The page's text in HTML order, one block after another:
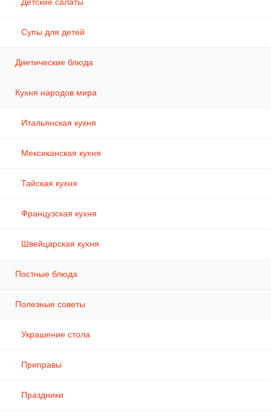
Супы для детей
Диетические блюда
Кухня народов мира
Итальянская кухня
Мексиканская кухня
Тайская кухня
Французская кухня
Швейцарская кухня
Постные блюда
Полезные советы
Украшение стола
Приправы
Праздники